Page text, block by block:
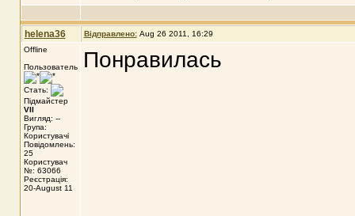
helena36 Відправлено: Aug 26 2011, 16:29
Offline
Пользователь
Стать:
Підмайстер
VII
Вигляд: --
Група:
Користувачі
Повідомлень:
25
Користувач
№: 63066
Реєстрація:
20-August 11
Понравилась